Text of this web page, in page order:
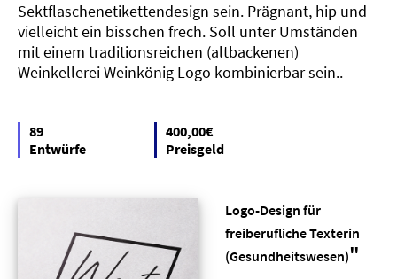
Sektflaschenetikettendesign sein. Prägnant, hip und
vielleicht ein bisschen frech. Soll unter Umständen
mit einem traditionsreichen (altbackenen)
Weinkellerei Weinkönig Logo kombinierbar sein..
89
Entwürfe
400,00€
Preisgeld
Logo-Design für
freiberufliche Texterin
(Gesundheitswesen)"